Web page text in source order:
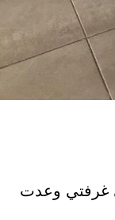
غرفتي وعدت